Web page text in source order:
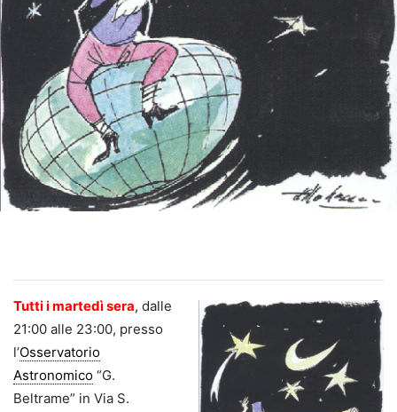
Tutti i martedì sera, dalle
21:00 alle 23:00, presso
l’Osservatorio
Astronomico “G.
Beltrame” in Via S.